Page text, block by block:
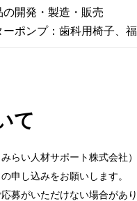
開発・製造・販売
ポンプ：歯科用椅子、
て
らい人材サポート株式会社
申し込みをお願いします。
募がいただけない場合があ